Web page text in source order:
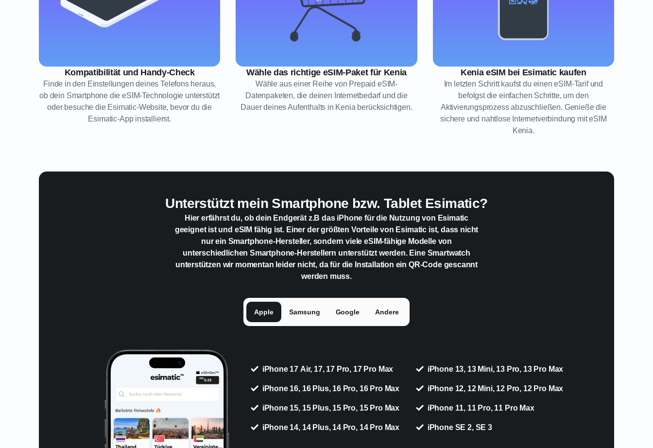
Kompatibilität und Handy-Check
Finde in den Einstellungen deines Telefons heraus,
ob dein Smartphone die eSIM-Technologie unterstützt
oder besuche die Esimatic-Website, bevor du die
Esimatic-App installierst.
Wähle das richtige eSIM-Paket für Kenia
Wähle aus einer Reihe von Prepaid eSIM-
Datenpaketen, die deinen Internetbedarf und die
Dauer deines Aufenthalts in Kenia berücksichtigen.
Kenia eSIM bei Esimatic kaufen
Im letzten Schritt kaufst du einen eSIM-Tarif und
befolgst die einfachen Schritte, um den
Aktivierungsprozess abzuschließen. Genieße die
sichere und nahtlose Internetverbindung mit eSIM
Kenia.
Unterstützt mein Smartphone bzw. Tablet Esimatic?
Hier erfährst du, ob dein Endgerät z.B das iPhone für die Nutzung von Esimatic
geeignet ist und eSIM fähig ist. Einer der größten Vorteile von Esimatic ist, dass nicht
nur ein Smartphone-Hersteller, sondern viele eSIM-fähige Modelle von
unterschiedlichen Smartphone-Herstellern unterstützt werden. Eine Smartwatch
unterstützen wir momentan leider nicht, da für die Installation ein QR-Code gescannt
werden muss.
Apple Samsung Google Andere
iPhone 17 Air, 17, 17 Pro, 17 Pro Max
iPhone 16, 16 Plus, 16 Pro, 16 Pro Max
iPhone 15, 15 Plus, 15 Pro, 15 Pro Max
iPhone 14, 14 Plus, 14 Pro, 14 Pro Max
iPhone 13, 13 Mini, 13 Pro, 13 Pro Max
iPhone 12, 12 Mini, 12 Pro, 12 Pro Max
iPhone 11, 11 Pro, 11 Pro Max
iPhone SE 2, SE 3